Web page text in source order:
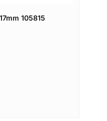
105815